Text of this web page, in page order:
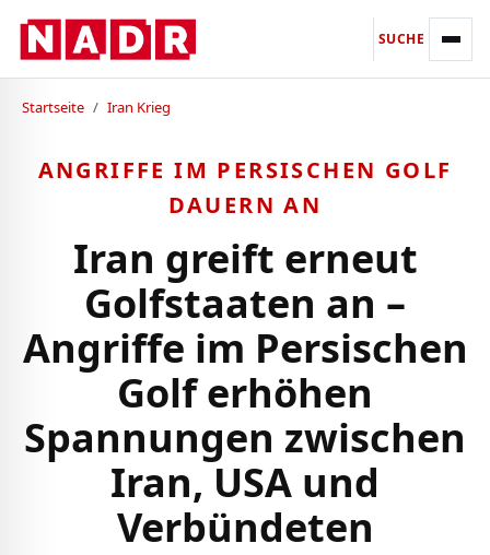
SUCHE
Startseite / Iran Krieg
ANGRIFFE IM PERSISCHEN GOLF
DAUERN AN
Iran greift erneut
Golfstaaten an –
Angriffe im Persischen
Golf erhöhen
Spannungen zwischen
Iran, USA und
Verbündeten